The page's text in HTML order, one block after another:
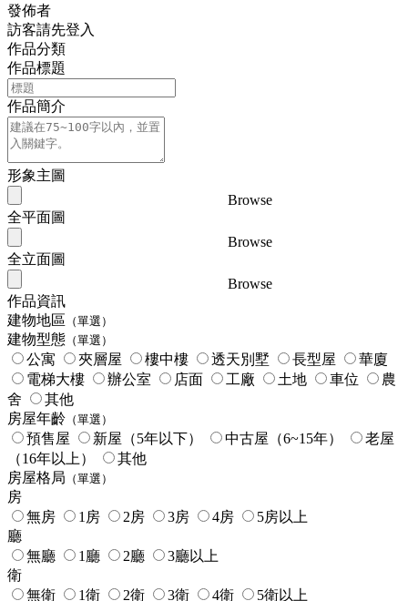
發佈者
訪客請先登入
作品分類
作品標題
作品簡介
形象主圖
Browse
全平面圖
Browse
全立面圖
Browse
作品資訊
建物地區 （單選）
建物型態 （單選）
公寓 夾層屋 樓中樓 透天別墅 長型屋
華廈
電梯大樓
辦公室 店面 工廠 土地 車位
農
舍
其他
房屋年齡 （單選）
預售屋 新屋（5年以下） 中古屋（6~15年）
老屋
（16年以上）
其他
房屋格局 （單選）
房
無房
1房 2房 3房 4房
5房以上
廳
無廳
1廳 2廳
3廳以上
衛
無衛
1衛 2衛 3衛 4衛 5衛以上